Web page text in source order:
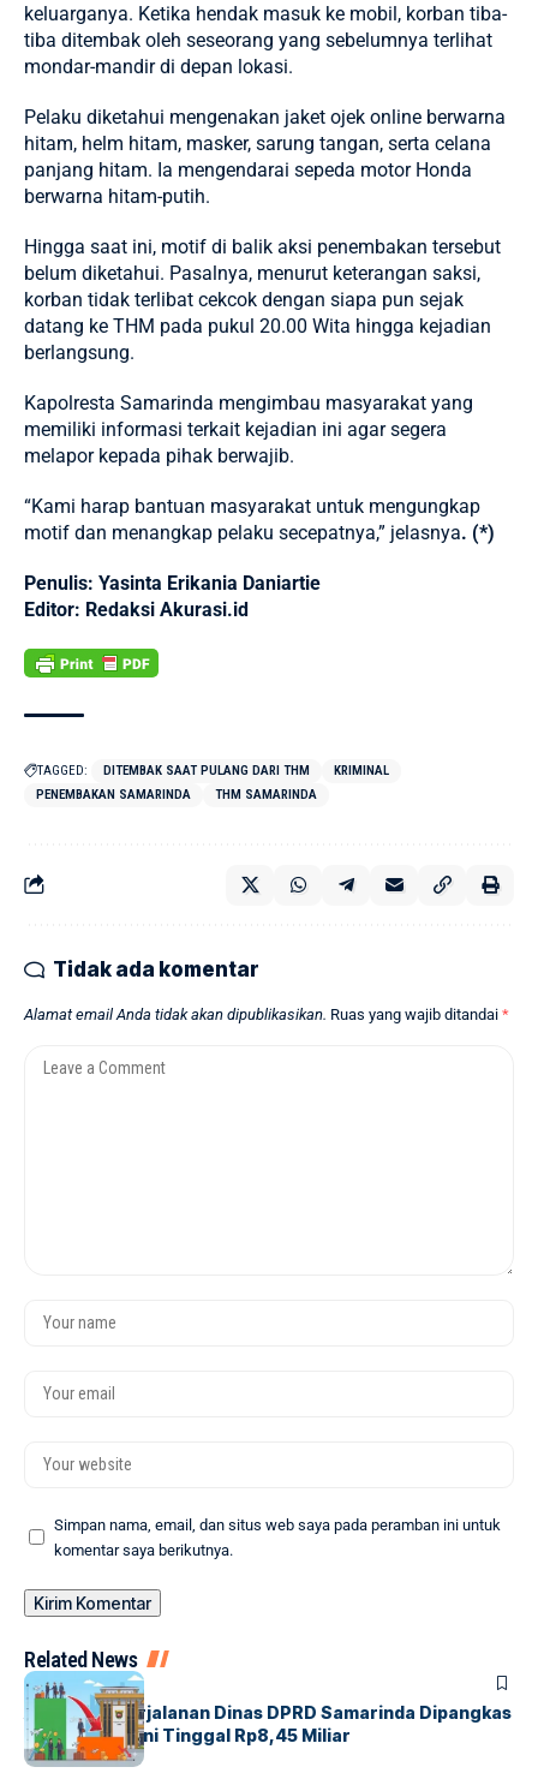
keluarganya. Ketika hendak masuk ke mobil, korban tiba-
tiba ditembak oleh seseorang yang sebelumnya terlihat
mondar-mandir di depan lokasi.
Pelaku diketahui mengenakan jaket ojek online berwarna
hitam, helm hitam, masker, sarung tangan, serta celana
panjang hitam. Ia mengendarai sepeda motor Honda
berwarna hitam-putih.
Hingga saat ini, motif di balik aksi penembakan tersebut
belum diketahui. Pasalnya, menurut keterangan saksi,
korban tidak terlibat cekcok dengan siapa pun sejak
datang ke THM pada pukul 20.00 Wita hingga kejadian
berlangsung.
Kapolresta Samarinda mengimbau masyarakat yang
memiliki informasi terkait kejadian ini agar segera
melapor kepada pihak berwajib.
“Kami harap bantuan masyarakat untuk mengungkap
motif dan menangkap pelaku secepatnya,” jelasnya. (*)
Penulis: Yasinta Erikania Daniartie
Editor: Redaksi Akurasi.id
TAGGED: DITEMBAK SAAT PULANG DARI THM
KRIMINAL
PENEMBAKAN SAMARINDA
THM SAMARINDA
Tidak ada komentar
Alamat email Anda tidak akan dipublikasikan. Ruas yang wajib ditandai *
Simpan nama, email, dan situs web saya pada peramban ini untuk
komentar saya berikutnya.
Related News
SAMARINDA
Anggaran Perjalanan Dinas DPRD Samarinda Dipangkas
Rp10 Miliar, Kini Tinggal Rp8,45 Miliar